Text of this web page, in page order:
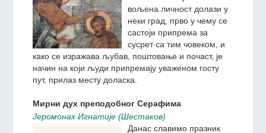
напаса свиње – постаје чобанин свиња.
Пут Господњи
У навечерје Богојављења
Jeромонах Игнатиjе (Шестаков)
Када нека важна, утицајна,
позната или просто
неки град, прво у чему се
састоји припрема за
сусрет са тим човеком, и